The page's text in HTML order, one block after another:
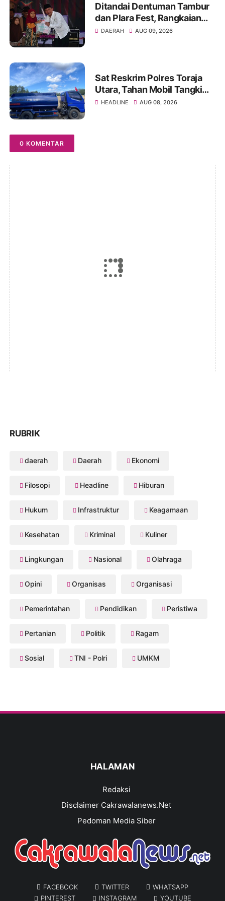
Ditandai Dentuman Tambur
dan Plara Fest, Rangkaian
Hari Jadi ke-156 Kabupaten
DAERAH AUG 09, 2026
Sat Reskrim Polres Toraja
Utara, Tahan Mobil Tangki
PT Harmony Solusi Energy
HEADLINE AUG 08, 2026
0 KOMENTAR
RUBRIK
daerah Daerah Ekonomi
Filosopi Headline Hiburan
Hukum Infrastruktur Keagamaan
Kesehatan Kriminal Kuliner
Lingkungan Nasional Olahraga
Opini Organisas Organisasi
Pemerintahan Pendidikan Peristiwa
Pertanian Politik Ragam
Sosial TNI - Polri UMKM
HALAMAN
Redaksi
Disclaimer Cakrawalanews.Net
Pedoman Media Siber
FACEBOOK TWITTER
WHATSAPP
PINTEREST
INSTAGRAM YOUTUBE